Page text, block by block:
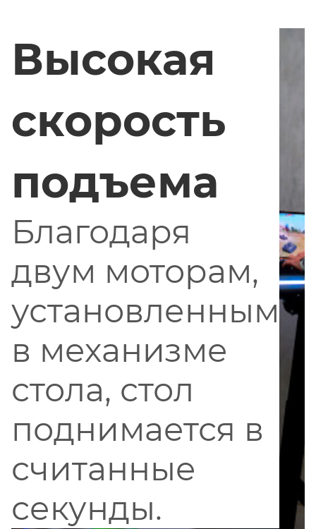
Высокая
скорость
подъема
Благодаря
двум моторам,
установленным
в механизме
стола, стол
поднимается в
считанные
секунды.